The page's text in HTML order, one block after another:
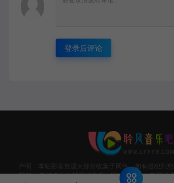
登录后评论
声明：本站影音资源大部分收集于网络，如有侵犯到
我们。 敬请各位支持正版音乐，网站资源请勿商用